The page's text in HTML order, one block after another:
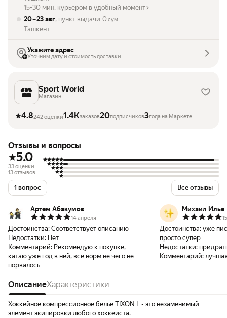
15-30 мин. курьером в удобный момент
20 – 23 авг, пункт выдачи 0 сум
Ташкент
Укажите адрес
Уточним дату и стоимость доставки
Sport World
Магазин
4.8242 оценки1.4Kзаказов20подписчиков3года на Маркете
Отзывы и вопросы
5.0
33 оценки
13 отзывов
1 вопрос Все отзывы
Артем Абакумов
14 апреля
Достоинства: Соответствует описанию
Недостатки: Нет
Комментарий: Рекомендую к покупке,
катаю уже год в ней, все норм не чего не
порвалось
Михаил Илье
Достоинства: уже
просто супер
Недостатки:
Комментарий:
ОписаниеХарактеристики
Хоккейное компрессионное белье TIXON L - это незаменимый
элемент экипировки любого хоккеиста.